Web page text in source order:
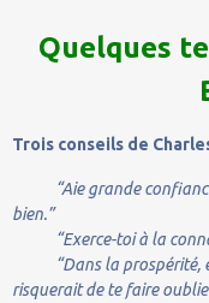
Quelques
Trois conseils de
“Aie grande confiance
bien.”
“Exerce-toi à la
“Dans la prospérité,
risquerait de te faire